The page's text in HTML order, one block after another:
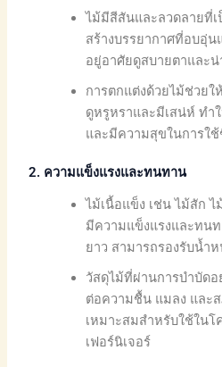
ไม้มีสีสันและลวดลายที่
สร้างบรรยากาศที่อบอุ่
อยู่อาศัยดูสบายตาและ
การตกแต่งด้วยไม้ช่วย
ดูหรูหราและมีเสน่ห์ ทำ
และมีความสุขในการใ
2. ความแข็งแรงและทนทาน
ไม้เนื้อแข็ง เช่น ไม้สัก
มีความแข็งแรงและทน
ยาว สามารถรองรับน้ำ
วัสดุไม้ที่ผ่านการบำบัด
ต่อความชื้น แมลง และ
เหมาะสมสำหรับใช้ในโ
เฟอร์นิเจอร์